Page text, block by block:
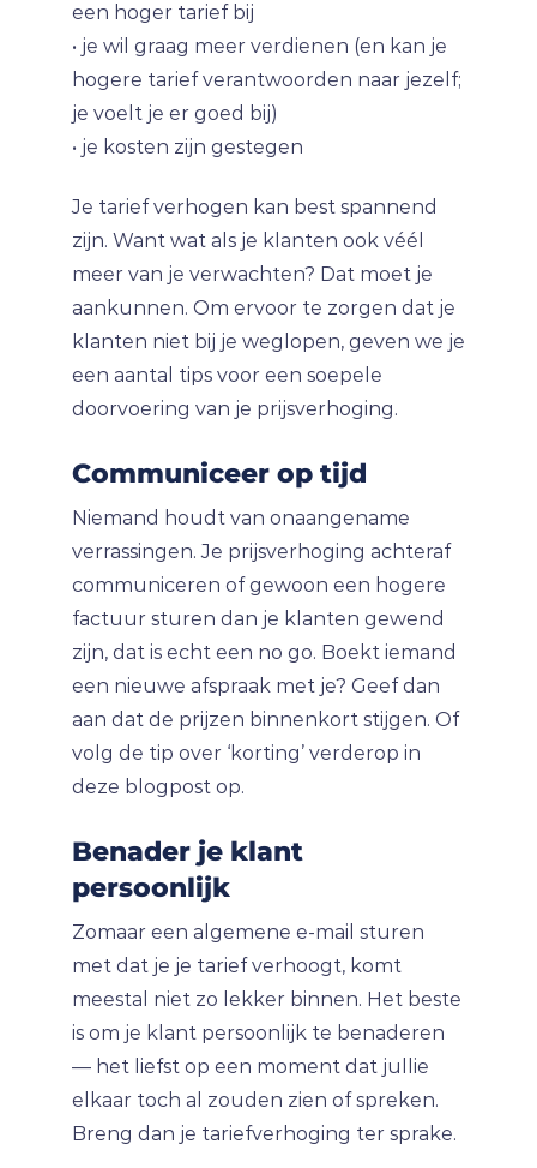
een hoger tarief bij
• je wil graag meer verdienen (en kan je
hogere tarief verantwoorden naar jezelf;
je voelt je er goed bij)
• je kosten zijn gestegen
Je tarief verhogen kan best spannend
zijn. Want wat als je klanten ook véél
meer van je verwachten? Dat moet je
aankunnen. Om ervoor te zorgen dat je
klanten niet bij je weglopen, geven we je
een aantal tips voor een soepele
doorvoering van je prijsverhoging.
Communiceer op tijd
Niemand houdt van onaangename
verrassingen. Je prijsverhoging achteraf
communiceren of gewoon een hogere
factuur sturen dan je klanten gewend
zijn, dat is echt een no go. Boekt iemand
een nieuwe afspraak met je? Geef dan
aan dat de prijzen binnenkort stijgen. Of
volg de tip over ‘korting’ verderop in
deze blogpost op.
Benader je klant
persoonlijk
Zomaar een algemene e-mail sturen
met dat je je tarief verhoogt, komt
meestal niet zo lekker binnen. Het beste
is om je klant persoonlijk te benaderen
— het liefst op een moment dat jullie
elkaar toch al zouden zien of spreken.
Breng dan je tariefverhoging ter sprake.